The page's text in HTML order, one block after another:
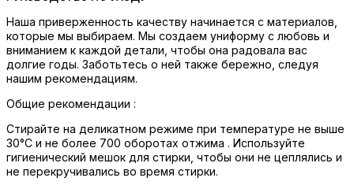
Наша приверженность качеству начинается с материалов,
которые мы выбираем. Мы создаем униформу с любовь и
вниманием к каждой детали, чтобы она радовала вас
долгие годы. Заботьтесь о ней также бережно, следуя
нашим рекомендациям.
Общие рекомендации :
Стирайте на деликатном режиме при температуре не выше
30°C и не более 700 оборотах отжима . Используйте
гигиенический мешок для стирки, чтобы они не цеплялись и
не перекручивались во время стирки.